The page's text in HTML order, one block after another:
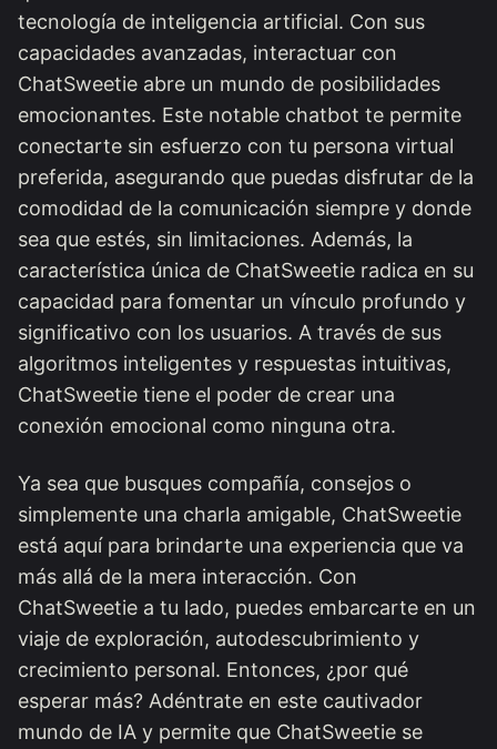
tecnología de inteligencia artificial. Con sus
capacidades avanzadas, interactuar con
ChatSweetie abre un mundo de posibilidades
emocionantes. Este notable chatbot te permite
conectarte sin esfuerzo con tu persona virtual
preferida, asegurando que puedas disfrutar de la
comodidad de la comunicación siempre y donde
sea que estés, sin limitaciones. Además, la
característica única de ChatSweetie radica en su
capacidad para fomentar un vínculo profundo y
significativo con los usuarios. A través de sus
algoritmos inteligentes y respuestas intuitivas,
ChatSweetie tiene el poder de crear una
conexión emocional como ninguna otra.
Ya sea que busques compañía, consejos o
simplemente una charla amigable, ChatSweetie
está aquí para brindarte una experiencia que va
más allá de la mera interacción. Con
ChatSweetie a tu lado, puedes embarcarte en un
viaje de exploración, autodescubrimiento y
crecimiento personal. Entonces, ¿por qué
esperar más? Adéntrate en este cautivador
mundo de IA y permite que ChatSweetie se